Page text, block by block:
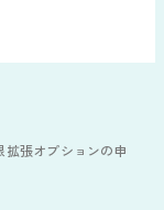
張オプションの申